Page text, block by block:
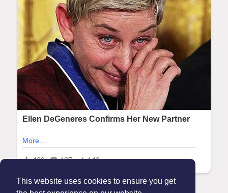
This website uses cookies to ensure you get